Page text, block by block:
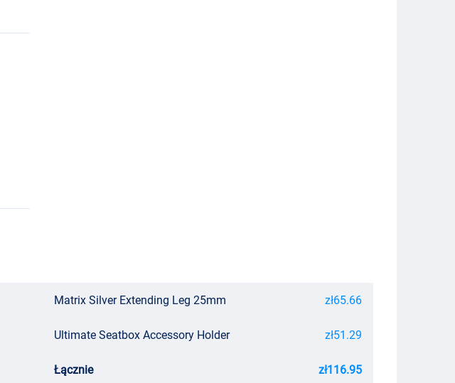
Matrix Silver Extending Leg 25mm zł65.66
Ultimate Seatbox Accessory Holder zł51.29
Łącznie zł116.95